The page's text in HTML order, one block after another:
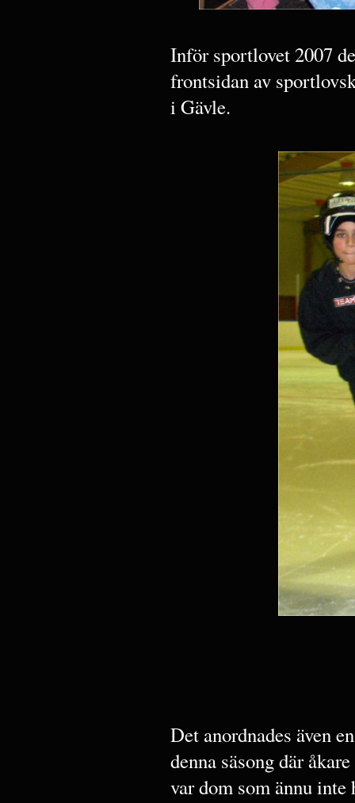
Inför sportlovet 2007
frontsidan av
i Gävle.
Det anordnades även
denna säsong där
var dom som ännu